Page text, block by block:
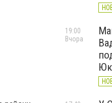
19:00
Вчора